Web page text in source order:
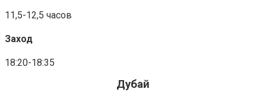
11,5-12,5 часов
Заход
18:20-18:35
Дубай